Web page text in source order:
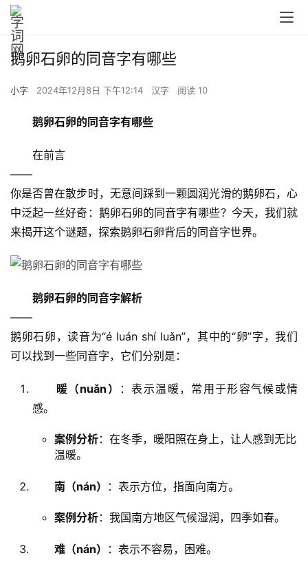
鹅卵石卵的同音字有哪些
小字 2024年12月8日 下午12:14 汉字 阅读 10
鹅卵石卵的同音字有哪些
在前言
——
你是否曾在散步时，无意间踩到一颗圆润光滑的鹅卵石，心
中泛起一丝好奇：鹅卵石卵的同音字有哪些？今天，我们就
来揭开这个谜题，探索鹅卵石卵背后的同音字世界。
鹅卵石卵的同音字解析
——
鹅卵石卵，读音为“é luán shí luǎn”，其中的“卵”字，我们
可以找到一些同音字，它们分别是：
暖（nuǎn）
：表示温暖，常用于形容气候或情
感。
案例分析：在冬季，暖阳照在身上，让人感到无比
温暖。
南（nán） ：表示方位，指面向南方。
案例分析：我国南方地区气候湿润，四季如春。
难（nán） ：表示不容易，困难。